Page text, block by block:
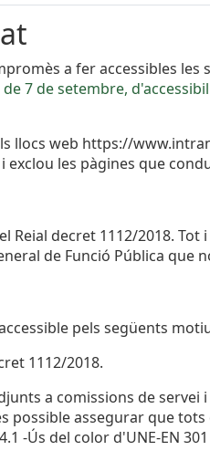
a fer accessibles
7 de setembre,
llocs web https://
les pàgines que
Reial decret 1112/2018.
de Funció Pública que
pels següents
1112/2018.
a comissions de servei
possible assegurar que
-Ús del color d'UNE-EN 301